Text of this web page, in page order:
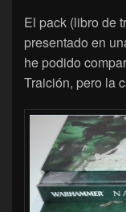
El pack (libro de
presentado en
he podido
Traición, pero la